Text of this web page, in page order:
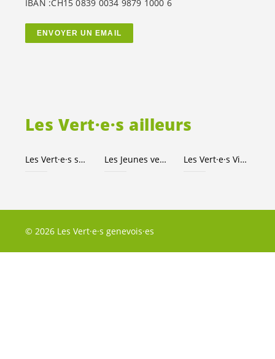
Les Vert·e·s ailleurs
Les Vert·e·s suisses Les Jeunes vert-e-s Les Vert·e·s Ville de Genève
IBAN :CH15 0839 0034 9879 1000 6
ENVOYER UN EMAIL
© 2026 Les Vert·e·s genevois·es